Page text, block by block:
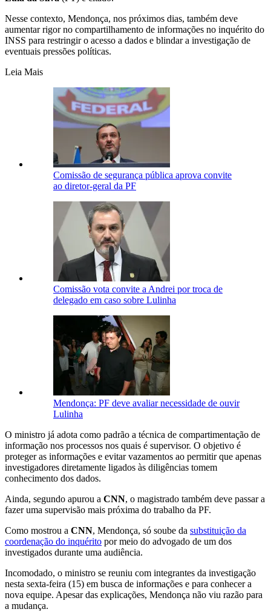
Nesse contexto, Mendonça, nos próximos dias, também deve
aumentar rigor no compartilhamento de informações no inquérito do
INSS para restringir o acesso a dados e blindar a investigação de
eventuais pressões políticas.
Leia Mais
Comissão de segurança pública aprova convite
ao diretor-geral da PF
Comissão vota convite a Andrei por troca de
delegado em caso sobre Lulinha
Mendonça: PF deve avaliar necessidade de ouvir
Lulinha
O ministro já adota como padrão a técnica de compartimentação de
informação nos processos nos quais é supervisor. O objetivo é
proteger as informações e evitar vazamentos ao permitir que apenas
investigadores diretamente ligados às diligências tomem
conhecimento dos dados.
Ainda, segundo apurou a CNN, o magistrado também deve passar a
fazer uma supervisão mais próxima do trabalho da PF.
Como mostrou a CNN, Mendonça, só soube da substituição da
coordenação do inquérito por meio do advogado de um dos
investigados durante uma audiência.
Incomodado, o ministro se reuniu com integrantes da investigação
nesta sexta-feira (15) em busca de informações e para conhecer a
nova equipe. Apesar das explicações, Mendonça não viu razão para
a mudança.